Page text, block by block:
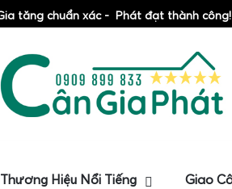
tăng chuẩn xác - Phát đạt thành công!
Thương Hiệu Nổi Tiếng Giao